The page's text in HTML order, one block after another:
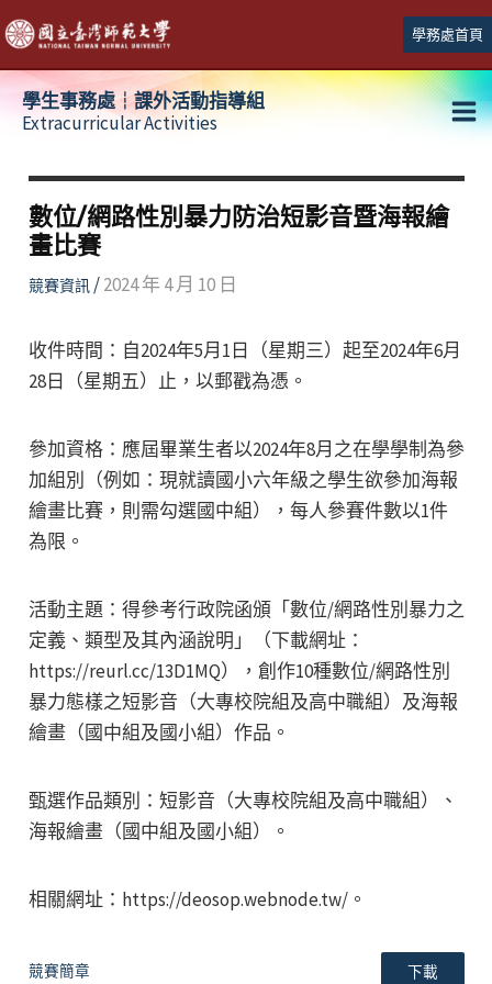
跳
至
主
學務處首頁
學生事務處┆課外活動指導組
Extracurricular Activities
數位/網路性別暴力防治短影音暨海報繪
畫比賽
競賽資訊/2024 年 4 月 10 日
收件時間：自2024年5月1日（星期三）起至2024年6月
28日（星期五）止，以郵戳為憑。
參加資格：應屆畢業生者以2024年8月之在學學制為參
加組別（例如：現就讀國小六年級之學生欲參加海報
繪畫比賽，則需勾選國中組），每人參賽件數以1件
為限。
活動主題：得參考行政院函頒「數位/網路性別暴力之
定義、類型及其內涵說明」（下載網址：
https://reurl.cc/13D1MQ），創作10種數位/網路性別
暴力態樣之短影音（大專校院組及高中職組）及海報
繪畫（國中組及國小組）作品。
甄選作品類別：短影音（大專校院組及高中職組）、
海報繪畫（國中組及國小組）。
相關網址：https://deosop.webnode.tw/。
競賽簡章 下載